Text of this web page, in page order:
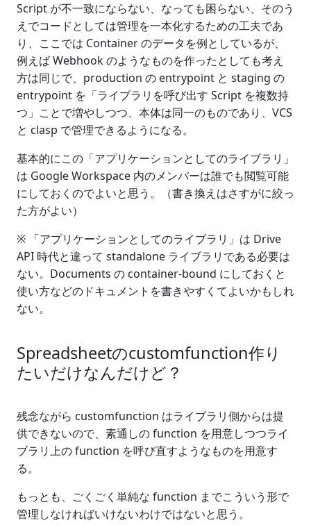
Script が不一致にならない、なっても困らない、そのう
えでコードとしては管理を一本化するための工夫であ
り、ここでは Container のデータを例としているが、
例えば Webhook のようなものを作ったとしても考え
方は同じで、production の entrypoint と staging の
entrypoint を「ライブラリを呼び出す Script を複数持
つ」ことで増やしつつ、本体は同一のものであり、VCS
と clasp で管理できるようになる。
基本的にこの「アプリケーションとしてのライブラリ」
は Google Workspace 内のメンバーは誰でも閲覧可能
にしておくのでよいと思う。（書き換えはさすがに絞っ
た方がよい）
※ 「アプリケーションとしてのライブラリ」は Drive
API 時代と違って standalone ライブラリである必要は
ない。Documents の container-bound にしておくと
使い方などのドキュメントを書きやすくてよいかもしれ
ない。
Spreadsheetのcustomfunction作り
たいだけなんだけど？
残念ながら customfunction はライブラリ側からは提
供できないので、素通しの function を用意しつつライ
ブラリ上の function を呼び直すようなものを用意す
る。
もっとも、ごくごく単純な function までこういう形で
管理しなければいけないわけではないと思う。